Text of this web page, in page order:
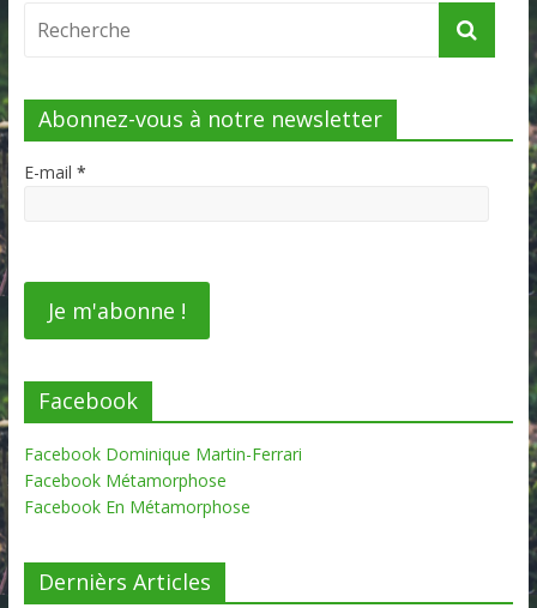
Abonnez-vous à notre newsletter
E-mail *
Facebook
Facebook Dominique Martin-Ferrari
Facebook Métamorphose
Facebook En Métamorphose
Dernièrs Articles